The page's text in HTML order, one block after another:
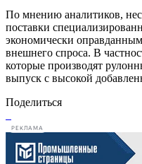
По мнению аналитиков,
поставки
экономически
внешнего спроса. В
которые производят
выпуск с высокой
Поделиться
РЕКЛАМА